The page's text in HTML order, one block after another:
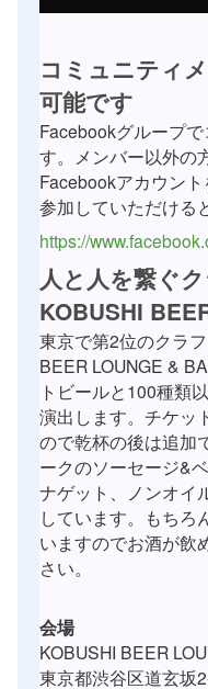
コミュニティ
可能です
Facebookグループ
す。メンバー以外の
Facebookアカウン
参加していただける
https://
人と人を繋ぐ
KOBUSHI
東京で第2位のクラ
BEER LOUNGE &
トビールと100種類
演出します。チケッ
ので乾杯の後は追加
ークのソーセージ&
ナゲット、ノンオイ
しています。もちろ
いますのでお酒が飲
さい。
会場
KOBUSHI BEER
東京都渋谷区道玄坂